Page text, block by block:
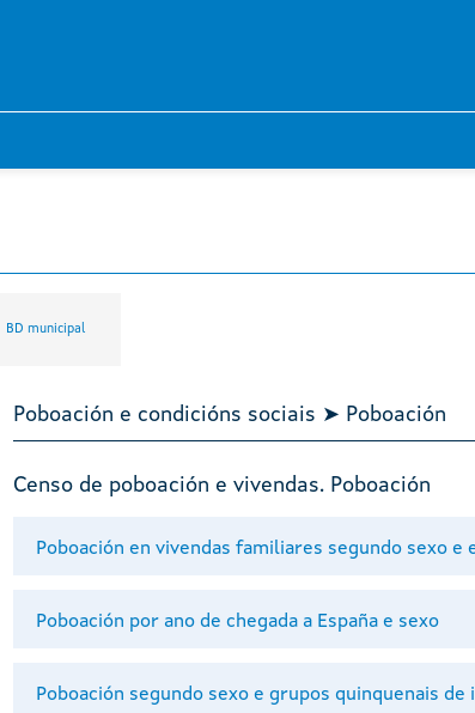
BD municipal
Poboación e condicións sociais ➤ Poboación
Censo de poboación e vivendas. Poboación
Poboación en vivendas familiares segundo sexo e
Poboación por ano de chegada a España e sexo
Poboación segundo sexo e grupos quinquenais de